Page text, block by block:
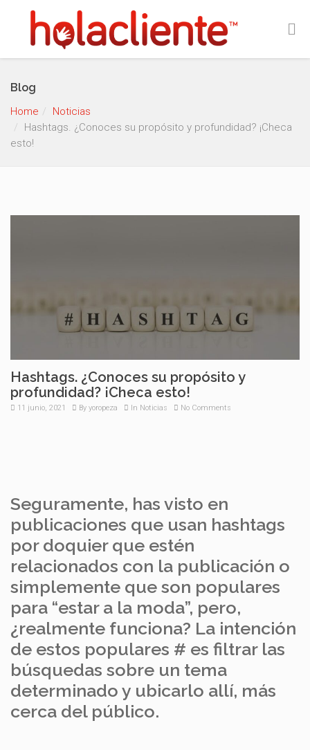
Blog
Home
Noticias
Hashtags. ¿Conoces su propósito y profundidad? ¡Checa
esto!
Hashtags. ¿Conoces su propósito y
profundidad? ¡Checa esto!
11 junio, 2021 By yoropeza In Noticias No Comments
Seguramente, has visto en
publicaciones que usan hashtags
por doquier que estén
relacionados con la publicación o
simplemente que son populares
para “estar a la moda”, pero,
¿realmente funciona? La intención
de estos populares # es filtrar las
búsquedas sobre un tema
determinado y ubicarlo allí, más
cerca del público.